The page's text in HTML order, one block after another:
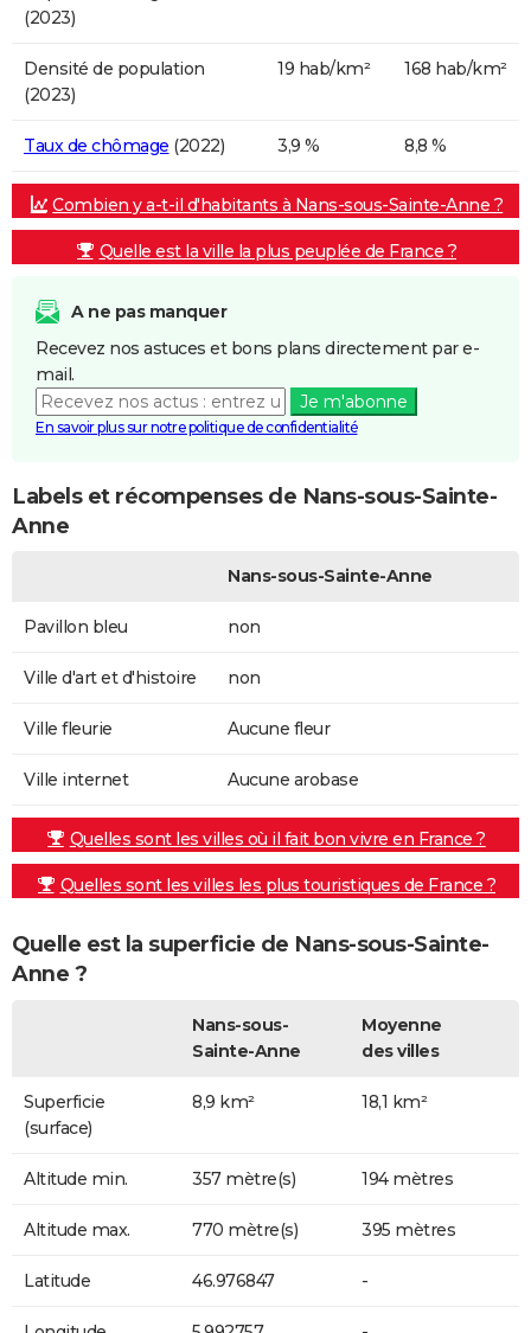
(2023)
Densité de population
(2023)
19 hab/km² 168 hab/km²
Taux de chômage (2022) 3,9 % 8,8 %
Combien y a-t-il d'habitants à Nans-sous-Sainte-Anne ?
Quelle est la ville la plus peuplée de France ?
A ne pas manquer
Recevez nos astuces et bons plans directement par e-
mail.
Je m'abonne
En savoir plus sur notre politique de confidentialité
Labels et récompenses de Nans-sous-Sainte-
Anne
Nans-sous-Sainte-Anne
Pavillon bleu non
Ville d'art et d'histoire non
Ville fleurie Aucune fleur
Ville internet Aucune arobase
Quelles sont les villes où il fait bon vivre en France ?
Quelles sont les villes les plus touristiques de France ?
Quelle est la superficie de Nans-sous-Sainte-
Anne ?
Nans-sous-
Sainte-Anne
Moyenne
des villes
Superficie
(surface)
8,9 km² 18,1 km²
Altitude min. 357 mètre(s) 194 mètres
Altitude max. 770 mètre(s) 395 mètres
Latitude 46.976847 -